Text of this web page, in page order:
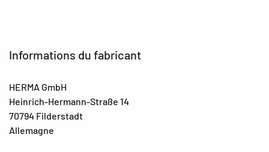
Informations du fabricant
HERMA GmbH
Heinrich-Hermann-Straße 14
70794 Filderstadt
Allemagne